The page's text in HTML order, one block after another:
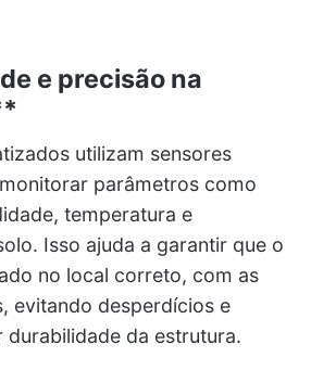
e precisão na
utilizam sensores
parâmetros como
temperatura e
Isso ajuda a garantir que o
no local correto, com as
evitando desperdícios e
durabilidade da estrutura.